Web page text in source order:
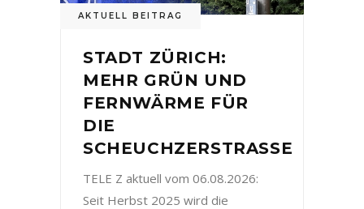
AKTUELL BEITRAG
STADT ZÜRICH:
MEHR GRÜN UND
FERNWÄRME FÜR
DIE
SCHEUCHZERSTRASSE
TELE Z aktuell vom 06.08.2026:
Seit Herbst 2025 wird die